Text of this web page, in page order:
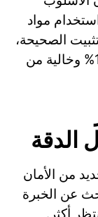
مواد
الصحيحة،
هو ما يضمن شبكة غاز آمنة بنسبة 100% وخالية من
الدقة
من الأمان
عن الخبرة
أكثر.